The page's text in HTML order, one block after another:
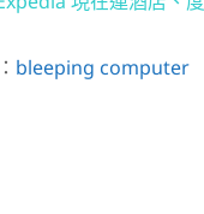
bleeping computer